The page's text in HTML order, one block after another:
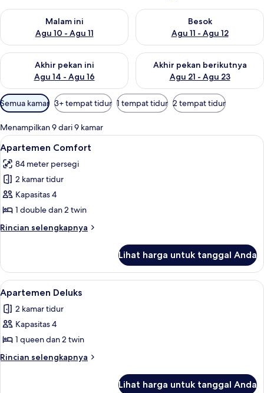
Malam ini
Agu 10 - Agu 11
Periksa ketersediaan untuk malam ini Agu 10 - Agu 11
Besok
Agu 11 - Agu 12
Periksa ketersediaan untuk
Akhir pekan ini
Agu 14 - Agu 16
Periksa ketersediaan untuk akhir pekan ini Agu 14 - Agu 16
Akhir pekan berikutnya
Agu 21 - Agu 23
Periksa ketersediaan untuk
Filter
tersedia
untuk
kamar
Semua kamar 3+ tempat tidur 1 tempat tidur 2 tempat tidur
Menampilkan 9 dari 9 kamar
Lihat
semua
foto
untuk
Apartemen
Comfort
Meja kerja, tirai kedap cahaya,
7
Apartemen Comfort
84 meter persegi
2 kamar tidur
Kapasitas 4
1 double dan 2 twin
Rincian selengkapnya
Rincian
Apartemen
Comfort
Lihat harga untuk tanggal Anda
Lihat
semua
foto
untuk
Apartemen
Deluks
Meja kerja, tirai kedap cahaya,
8
Apartemen Deluks
2 kamar tidur
Kapasitas 4
1 queen dan 2 twin
Rincian selengkapnya
Rincian
Lihat harga untuk tanggal Anda